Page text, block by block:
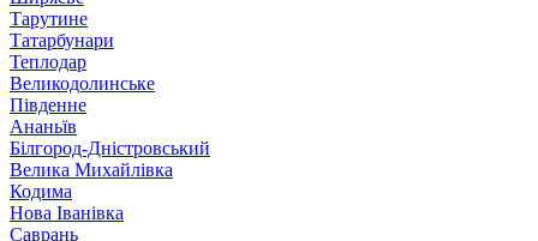
Тарутине
Татарбунари
Теплодар
Великодолинське
Південне
Ананьїв
Білгород-Дністровський
Велика Михайлівка
Кодима
Нова Іванівка
Саврань